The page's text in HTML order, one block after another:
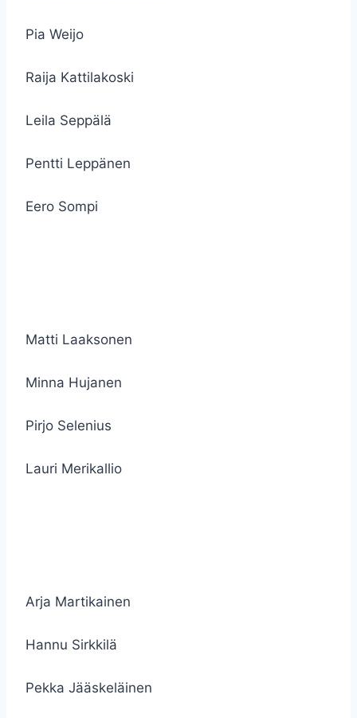
Pia Weijo
Raija Kattilakoski
Leila Seppälä
Pentti Leppänen
Eero Sompi
Matti Laaksonen
Minna Hujanen
Pirjo Selenius
Lauri Merikallio
Arja Martikainen
Hannu Sirkkilä
Pekka Jääskeläinen